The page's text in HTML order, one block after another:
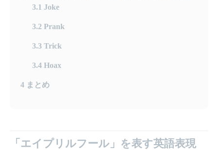
3.1 Joke
3.2 Prank
3.3 Trick
3.4 Hoax
4 まとめ
「エイプリルフール」を表す英語表現